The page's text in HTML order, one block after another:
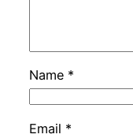
Name *
Email *